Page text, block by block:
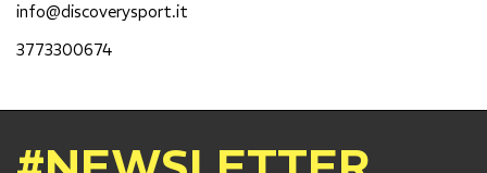
info@discoverysport.it
3773300674